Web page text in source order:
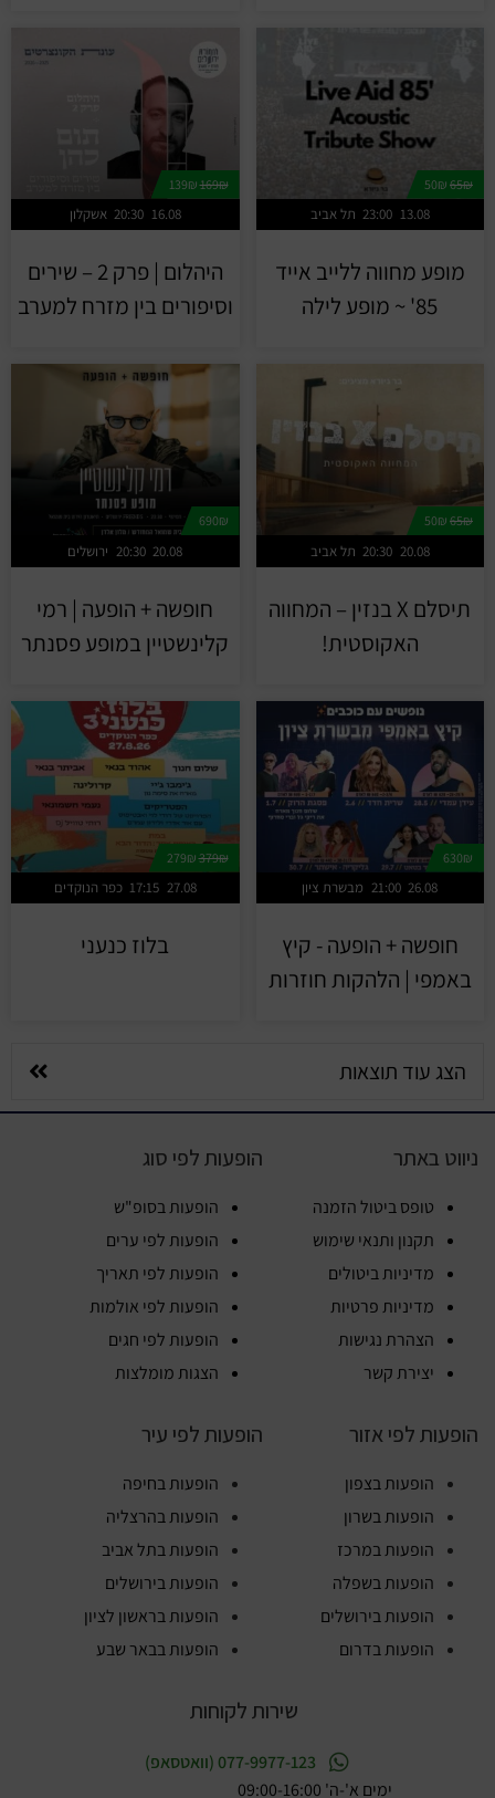
65₪
תל אביב 23:00 13.08
מופע מחווה ללייב אייד
85' ~ מופע לילה
169₪
139₪
אשקלון 20:30 16.08
היהלום | פרק 2 – שירים
וסיפורים בין מזרח למערב
65₪
תל אביב 20:30 20.08
תיסלם X בנזין – המחווה
האקוסטית!
690₪
ירושלים 20:30 20.08
חופשה + הופעה | רמי
קלינשטיין במופע פסנתר
630₪
מבשרת ציון 21:00 26.08
חופשה + הופעה - קיץ
באמפי | הלהקות חוזרות
379₪
279₪
כפר הנוקדים 17:15 27.08
בלוז כנעני
הצג עוד תוצאות
ניווט באתר
טופס ביטול הזמנה
תקנון ותנאי שימוש
מדיניות ביטולים
מדיניות פרטיות
הצהרת נגישות
יצירת קשר
הופעות לפי סוג
הופעות בסופ"ש
הופעות לפי ערים
הופעות לפי תאריך
הופעות לפי אולמות
הופעות לפי חגים
הצגות מומלצות
הופעות לפי אזור
הופעות בצפון
הופעות בשרון
הופעות במרכז
הופעות בשפלה
הופעות בירושלים
הופעות בדרום
הופעות לפי עיר
הופעות בחיפה
הופעות בהרצליה
הופעות בתל אביב
הופעות בירושלים
הופעות בראשון לציון
הופעות בבאר שבע
שירות לקוחות
077-9977-123 (וואטסאפ)
ימים א'-ה' 09:00-16:00